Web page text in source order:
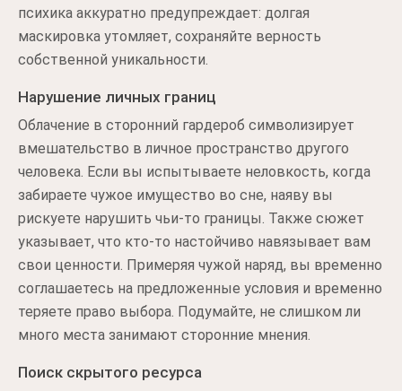
психика аккуратно предупреждает: долгая
маскировка утомляет, сохраняйте верность
собственной уникальности.
Нарушение личных границ
Облачение в сторонний гардероб символизирует
вмешательство в личное пространство другого
человека. Если вы испытываете неловкость, когда
забираете чужое имущество во сне, наяву вы
рискуете нарушить чьи-то границы. Также сюжет
указывает, что кто-то настойчиво навязывает вам
свои ценности. Примеряя чужой наряд, вы временно
соглашаетесь на предложенные условия и временно
теряете право выбора. Подумайте, не слишком ли
много места занимают сторонние мнения.
Поиск скрытого ресурса